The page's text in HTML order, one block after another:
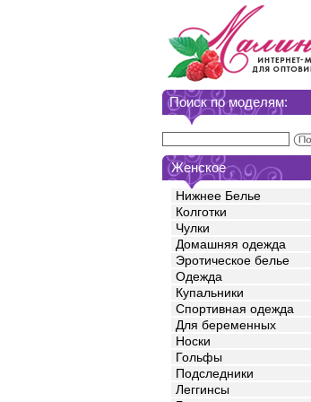
Поиск по моделям:
Женское
Нижнее Белье
Колготки
Чулки
Домашняя одежда
Эротическое белье
Одежда
Купальники
Спортивная одежда
Для беременных
Носки
Гольфы
Подследники
Леггинсы